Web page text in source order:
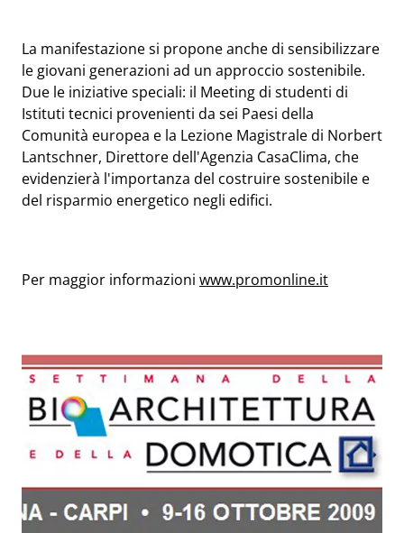
La manifestazione si propone anche di sensibilizzare
le giovani generazioni ad un approccio sostenibile.
Due le iniziative speciali: il Meeting di studenti di
Istituti tecnici provenienti da sei Paesi della
Comunità europea e la Lezione Magistrale di Norbert
Lantschner, Direttore dell'Agenzia CasaClima, che
evidenzierà l'importanza del costruire sostenibile e
del risparmio energetico negli edifici.
Per maggior informazioni www.promonline.it